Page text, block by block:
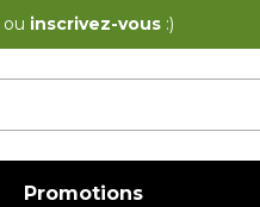
ou inscrivez-vous :)
Promotions